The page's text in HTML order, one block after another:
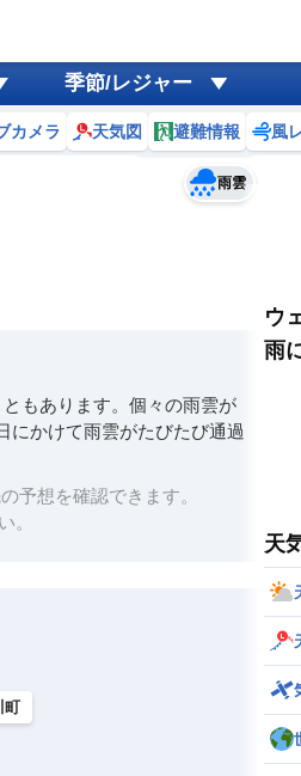
季節/レジャー
カメラ 天気図 避難情報 風
雨雲
予報士コメント
黄砂
天気 台風
もあります。個々の雨雲が
にかけて雨雲がたびたび通過
予想を確認できます。
。
町
ウ
雨
天